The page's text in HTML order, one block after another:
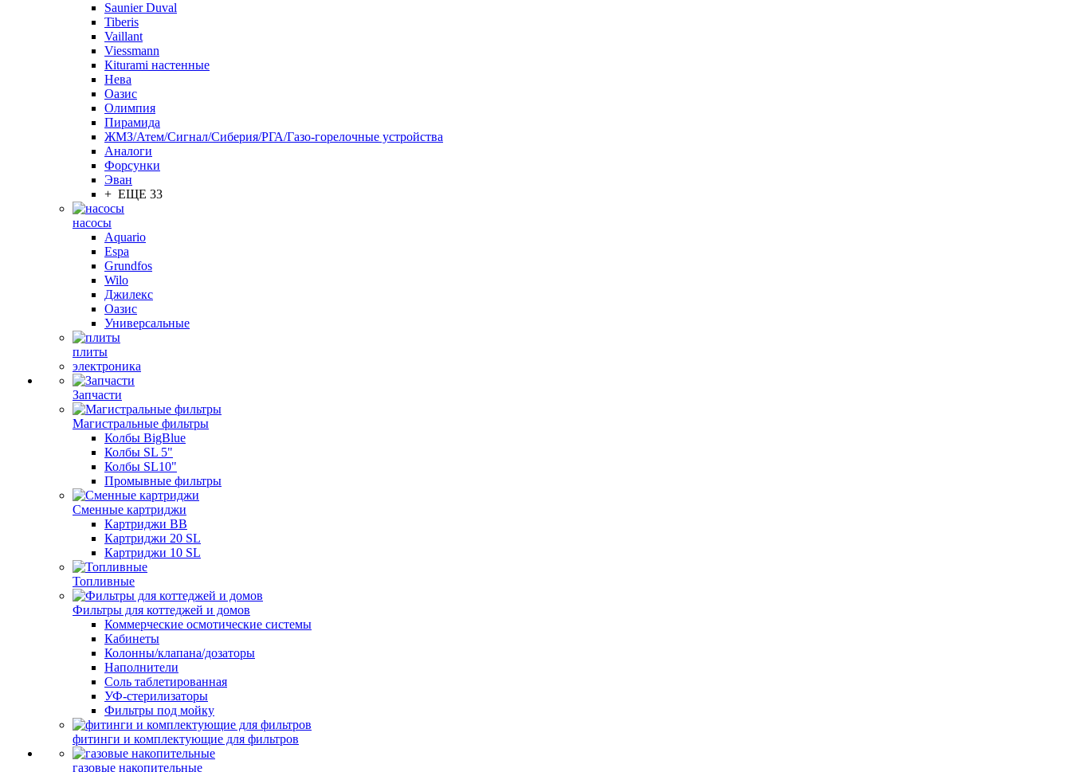
Saunier Duval
Tiberis
Vaillant
Viessmann
Кiturami настенные
Нева
Оазис
Олимпия
Пирамида
ЖМЗ/Атем/Сигнал/Сиберия/РГА/Газо-горелочные устройства
Aналоги
Форсунки
Эван
+ ЕЩЕ 33
насосы
Aquario
Espa
Grundfos
Wilo
Джилекс
Оазис
Универсальные
плиты
электроника
Запчасти
Магистральные фильтры
Колбы BigBlue
Колбы SL 5"
Колбы SL10"
Промывные фильтры
Сменные картриджи
Картриджи BB
Картриджи 20 SL
Картриджи 10 SL
Топливные
Фильтры для коттеджей и домов
Коммерческие осмотические системы
Кабинеты
Колонны/клапана/дозаторы
Наполнители
Соль таблетированная
УФ-стерилизаторы
Фильтры под мойку
фитинги и комплектующие для фильтров
газовые накопительные